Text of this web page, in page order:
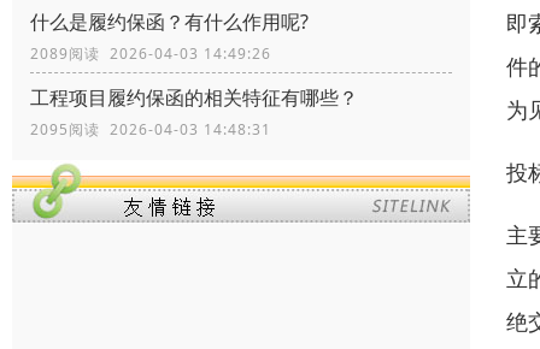
什么是履约保函？有什么作用呢?
2089阅读 2026-04-03 14:49:26
工程项目履约保函的相关特征有哪些？
2095阅读 2026-04-03 14:48:31
即
件
为
投
主
立
绝